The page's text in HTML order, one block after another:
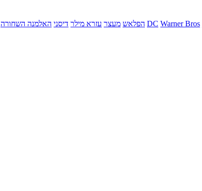
DC Warner Bros הפלאש מעצר עזרא מילר דיסני האלמנה השחורה